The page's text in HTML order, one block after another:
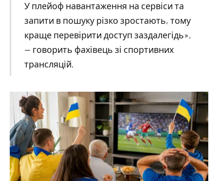
У плейоф навантаження на сервіси та
запити в пошуку різко зростають, тому
краще перевірити доступ заздалегідь»,
— говорить фахівець зі спортивних
трансляцій.